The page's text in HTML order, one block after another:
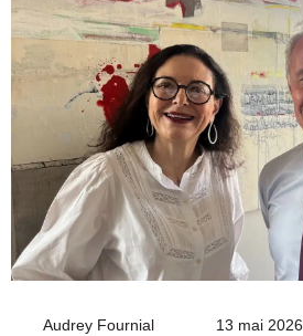
Audrey Fournial
Envoyer13 mai 2026